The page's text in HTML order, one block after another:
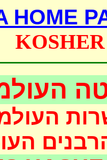
HOME